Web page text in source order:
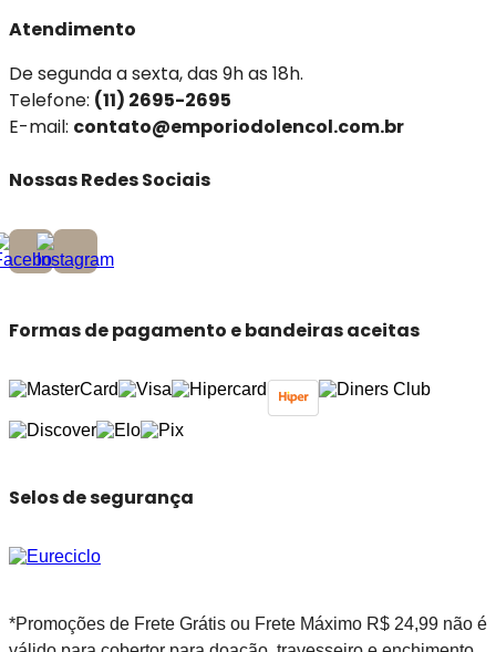
Atendimento
De segunda a sexta, das 9h as 18h.
Telefone: (11) 2695-2695
E-mail: contato@emporiodolencol.com.br
Nossas Redes Sociais
Formas de pagamento e bandeiras aceitas
Selos de segurança
*Promoções de Frete Grátis ou Frete Máximo R$ 24,99 não é